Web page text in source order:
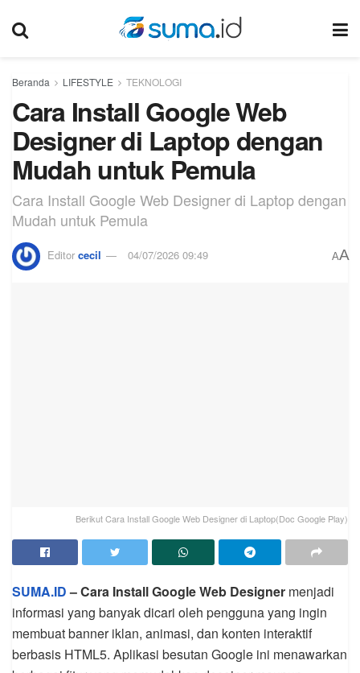
Beranda LIFESTYLE TEKNOLOGI
Cara Install Google Web
Designer di Laptop dengan
Mudah untuk Pemula
Cara Install Google Web Designer di Laptop dengan
Mudah untuk Pemula
Editor cecil 04/07/2026 09:49 AA
Berikut Cara Install Google Web Designer di Laptop(Doc Google Play)
SUMA.ID– Cara Install Google Web Designer menjadi
informasi yang banyak dicari oleh pengguna yang ingin
membuat banner iklan, animasi, dan konten interaktif
berbasis HTML5. Aplikasi besutan Google ini menawarkan